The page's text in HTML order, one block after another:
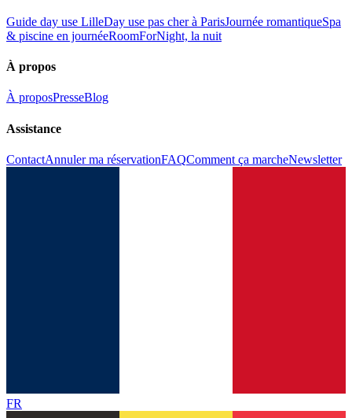
Guide day use LilleDay use pas cher à ParisJournée romantiqueSpa
& piscine en journéeRoomForNight, la nuit
À propos
À proposPresseBlog
Assistance
ContactAnnuler ma réservationFAQComment ça marcheNewsletter
FR